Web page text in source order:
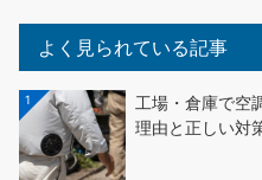
よく見られている記事
1
工場・倉庫で空
理由と正しい対